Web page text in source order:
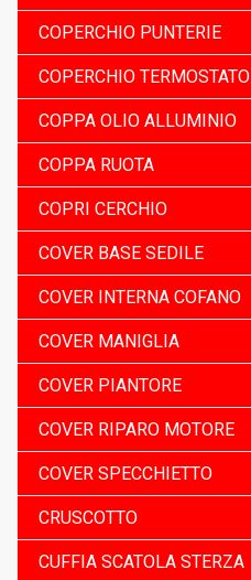
COPERCHIO PUNTERIE
COPERCHIO TERMOSTATO
COPPA OLIO ALLUMINIO
COPPA RUOTA
COPRI CERCHIO
COVER BASE SEDILE
COVER INTERNA COFANO
COVER MANIGLIA
COVER PIANTORE
COVER RIPARO MOTORE
COVER SPECCHIETTO
CRUSCOTTO
CUFFIA SCATOLA STERZA